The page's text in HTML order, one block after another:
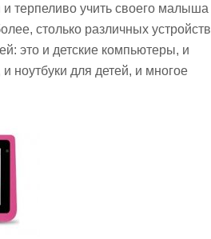
терпеливо учить своего малыша
столько различных устройств
это и детские компьютеры, и
ноутбуки для детей, и многое